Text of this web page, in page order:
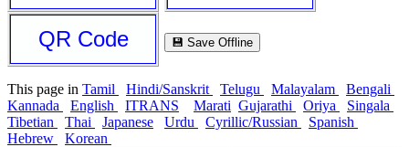
QR Code 💾 Save Offline
This page in Tamil Hindi/Sanskrit Telugu Malayalam
Bengali
Kannada
English ITRANS Marati Gujarathi Oriya
Singala
Tibetian
Thai Japanese Urdu Cyrillic/Russian
Spanish
Hebrew
Korean